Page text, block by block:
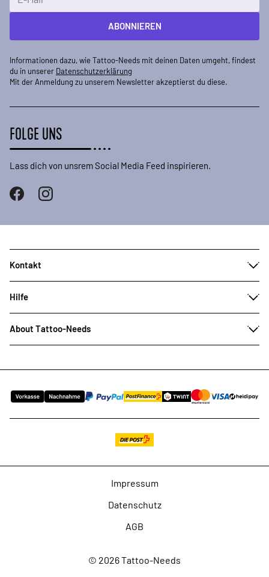
ABONNIEREN
Informationen dazu, wie Tattoo-Needs mit deinen Daten umgeht, findest
du in unserer Datenschutzerklärung
Mit der Anmeldung zu unserem Newsletter akzeptierst du diese.
FOLGE UNS
Lass dich von unsrem Social Media Feed inspirieren.
Kontakt
Hilfe
About Tattoo-Needs
© 2026 Tattoo-Needs
Impressum
Datenschutz
AGB